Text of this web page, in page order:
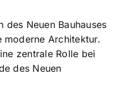
des Neuen Bauhauses
Architektur.
zentrale Rolle bei
des Neuen